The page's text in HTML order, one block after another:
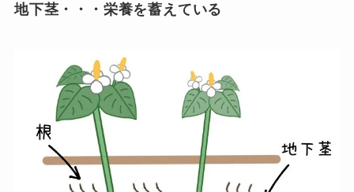
地下茎・・・栄養を蓄えている